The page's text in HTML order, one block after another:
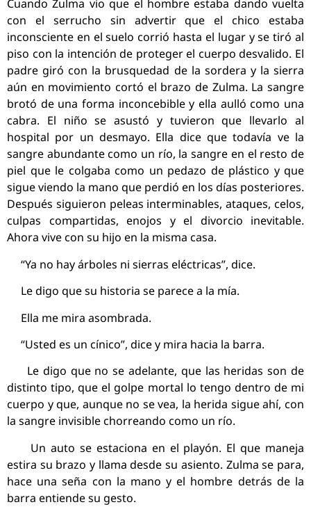
Cuando Zulma vio que el hombre estaba dando vuelta
con el serrucho sin advertir que el chico estaba
inconsciente en el suelo corrió hasta el lugar y se tiró al
piso con la intención de proteger el cuerpo desvalido. El
padre giró con la brusquedad de la sordera y la sierra
aún en movimiento cortó el brazo de Zulma. La sangre
brotó de una forma inconcebible y ella aulló como una
cabra. El niño se asustó y tuvieron que llevarlo al
hospital por un desmayo. Ella dice que todavía ve la
sangre abundante como un río, la sangre en el resto de
piel que le colgaba como un pedazo de plástico y que
sigue viendo la mano que perdió en los días posteriores.
Después siguieron peleas interminables, ataques, celos,
culpas compartidas, enojos y el divorcio inevitable.
Ahora vive con su hijo en la misma casa.
“Ya no hay árboles ni sierras eléctricas”, dice.
Le digo que su historia se parece a la mía.
Ella me mira asombrada.
“Usted es un cínico”, dice y mira hacia la barra.
Le digo que no se adelante, que las heridas son de
distinto tipo, que el golpe mortal lo tengo dentro de mi
cuerpo y que, aunque no se vea, la herida sigue ahí, con
la sangre invisible chorreando como un río.
Un auto se estaciona en el playón. El que maneja
estira su brazo y llama desde su asiento. Zulma se para,
hace una seña con la mano y el hombre detrás de la
barra entiende su gesto.